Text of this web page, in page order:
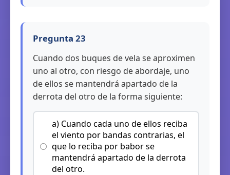
Pregunta 23
Cuando dos buques de vela se aproximen
uno al otro, con riesgo de abordaje, uno
de ellos se mantendrá apartado de la
derrota del otro de la forma siguiente:
a) Cuando cada uno de ellos reciba
el viento por bandas contrarias, el
que lo reciba por babor se
mantendrá apartado de la derrota
del otro.